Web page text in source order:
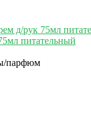
питательный
парфюм